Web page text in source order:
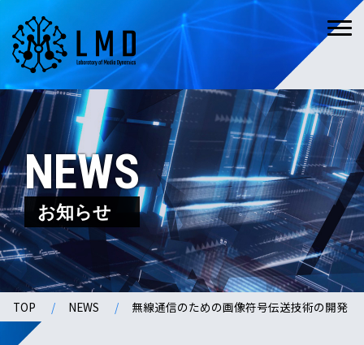
NEWS
お知らせ
TOP NEWS 無線通信のための画像符号伝送技術の開発